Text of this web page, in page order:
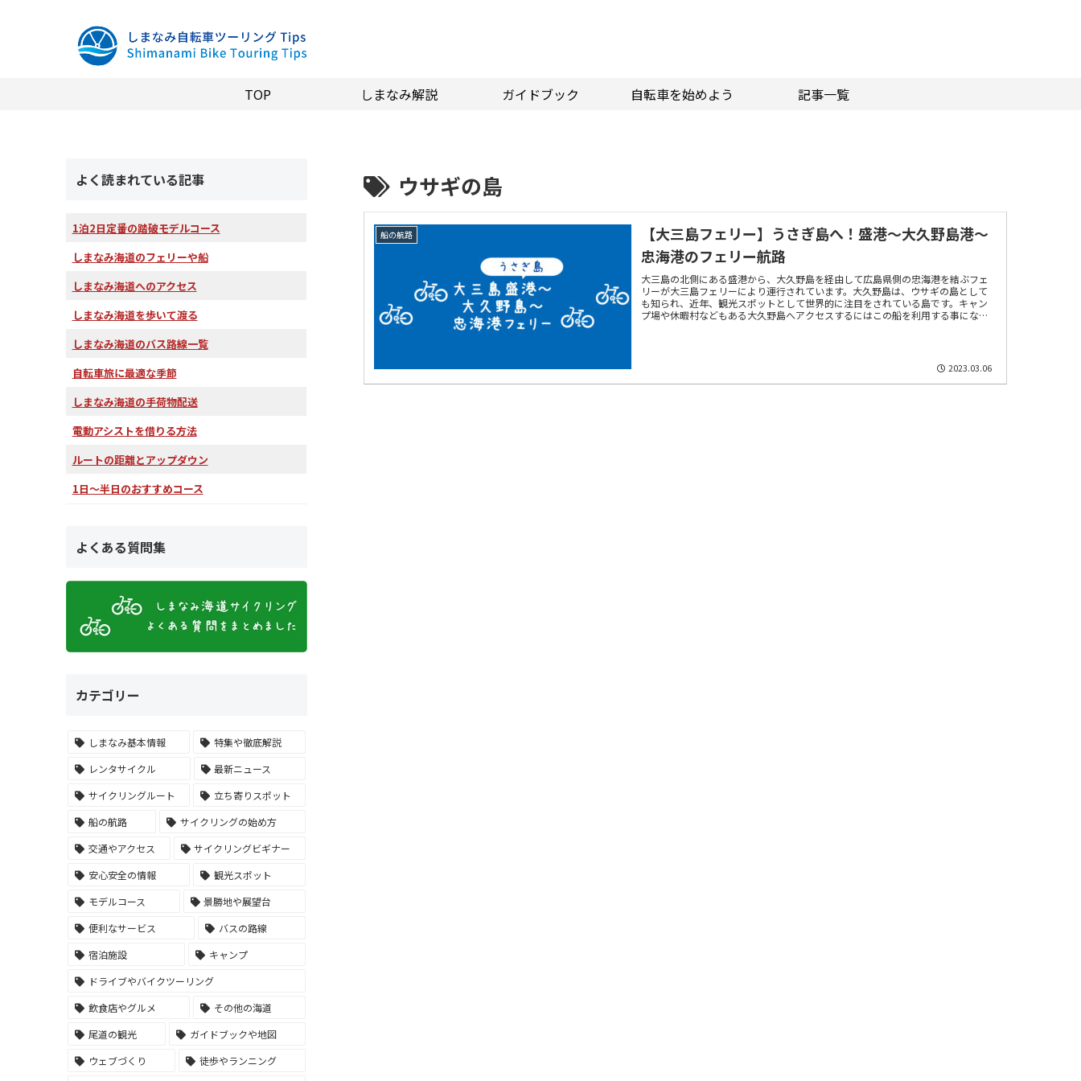
TOP しまなみ解説 ガイドブック 自転車を始めよう 記事一覧
ウサギの島
船の航路
【大三島フェリー】うさぎ島へ！盛港～大久野島港～
忠海港のフェリー航路
大三島の北側にある盛港から、大久野島を経由して広島県側の忠海港を結ぶフェ
リーが大三島フェリーにより運行されています。大久野島は、ウサギの島として
も知られ、近年、観光スポットとして世界的に注目をされている島です。キャン
プ場や休暇村などもある大久野島へアクセスするにはこの船を利用する事になり
2023.03.06
よく読まれている記事
1泊2日定番の踏破モデルコース
しまなみ海道のフェリーや船
しまなみ海道へのアクセス
しまなみ海道を歩いて渡る
しまなみ海道のバス路線一覧
自転車旅に最適な季節
しまなみ海道の手荷物配送
電動アシストを借りる方法
ルートの距離とアップダウン
1日～半日のおすすめコース
よくある質問集
カテゴリー
しまなみ基本情報
特集や徹底解説
レンタサイクル
最新ニュース
サイクリングルート
立ち寄りスポット
船の航路
サイクリングの始め方
交通やアクセス
サイクリングビギナー
安心安全の情報
観光スポット
モデルコース
景勝地や展望台
便利なサービス
バスの路線
宿泊施設
キャンプ
ドライブやバイクツーリング
飲食店やグルメ
その他の海道
尾道の観光
ガイドブックや地図
ウェブづくり
徒歩やランニング